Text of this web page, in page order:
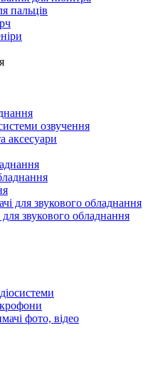
пальців
озвучення
аксесуари
для звукового обладнання
звукового обладнання
фото, відео